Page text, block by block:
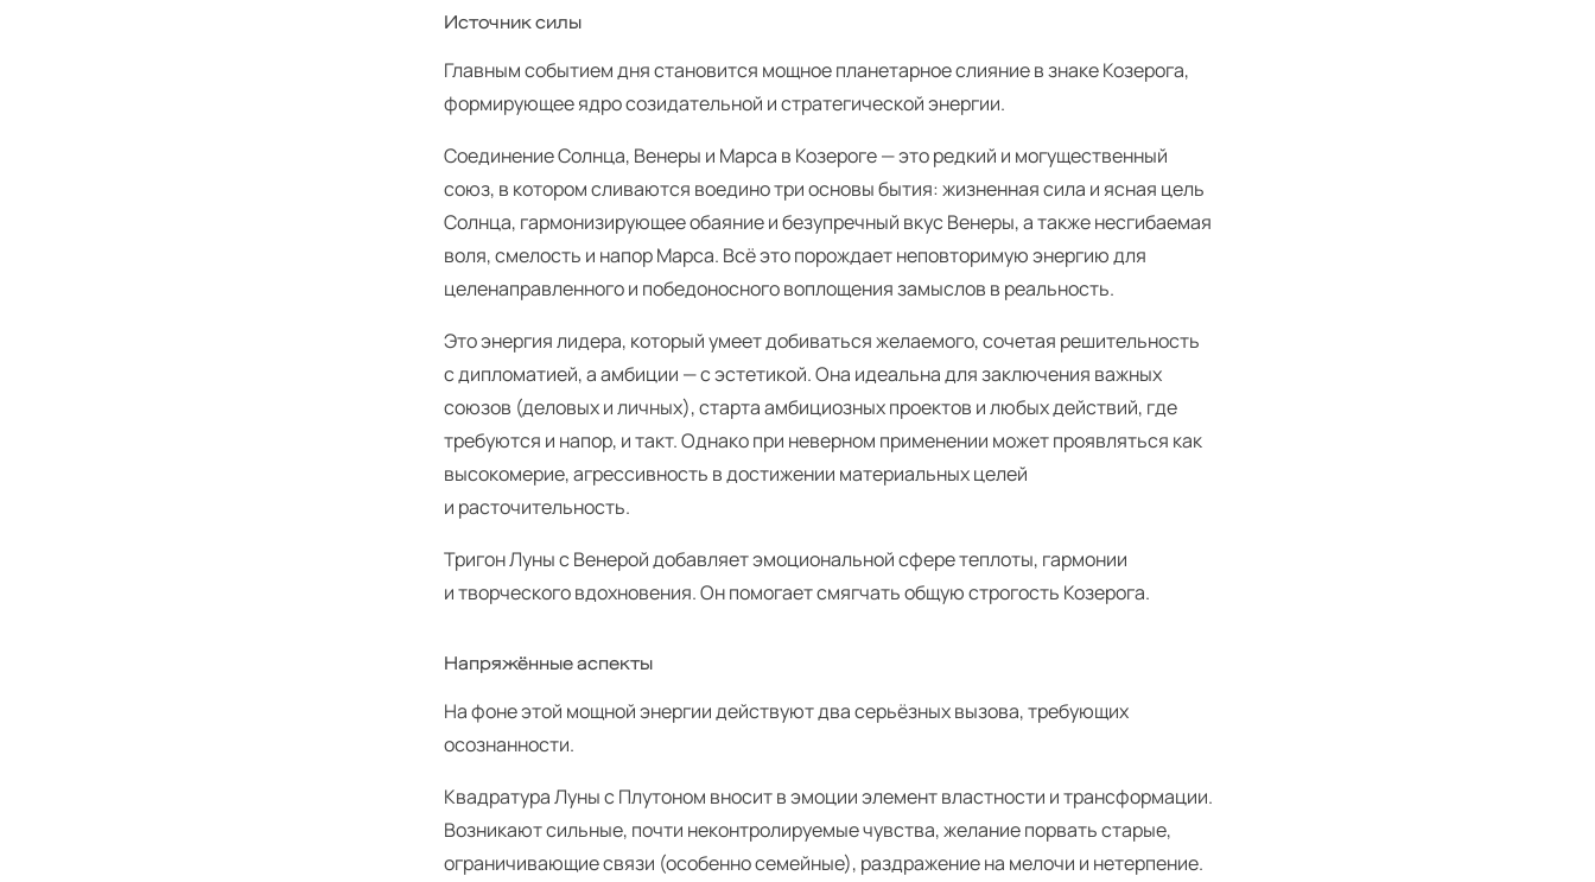
Источник силы
Главным событием дня становится мощное планетарное слияние в знаке Козерога,
формирующее ядро созидательной и стратегической энергии.
Соединение Солнца, Венеры и Марса в Козероге — это редкий и могущественный
союз, в котором сливаются воедино три основы бытия: жизненная сила и ясная цель
Солнца, гармонизирующее обаяние и безупречный вкус Венеры, а также несгибаемая
воля, смелость и напор Марса. Всё это порождает неповторимую энергию для
целенаправленного и победоносного воплощения замыслов в реальность.
Это энергия лидера, который умеет добиваться желаемого, сочетая решительность
с дипломатией, а амбиции — с эстетикой. Она идеальна для заключения важных
союзов (деловых и личных), старта амбициозных проектов и любых действий, где
требуются и напор, и такт. Однако при неверном применении может проявляться как
высокомерие, агрессивность в достижении материальных целей
и расточительность.
Тригон Луны с Венерой добавляет эмоциональной сфере теплоты, гармонии
и творческого вдохновения. Он помогает смягчать общую строгость Козерога.
Напряжённые аспекты
На фоне этой мощной энергии действуют два серьёзных вызова, требующих
осознанности.
Квадратура Луны с Плутоном вносит в эмоции элемент властности и трансформации.
Возникают сильные, почти неконтролируемые чувства, желание порвать старые,
ограничивающие связи (особенно семейные), раздражение на мелочи и нетерпение.